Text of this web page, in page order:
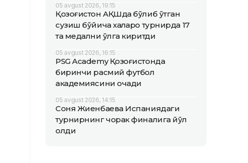
05 avgust 2026, 19:15
Қозоғистон АҚШда бўлиб ўтган
сузиш бўйича халқаро турнирда 17
та медални қўлга киритди
05 avgust 2026, 16:15
PSG Academy Қозоғистонда
биринчи расмий футбол
академиясини очади
05 avgust 2026, 14:15
Соня Жиенбаева Испаниядаги
турнирнинг чорак финалига йўл
олди